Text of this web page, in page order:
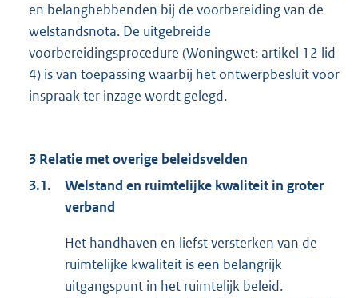
en belanghebbenden bij de voorbereiding van de
welstandsnota. De uitgebreide
voorbereidingsprocedure (Woningwet: artikel 12 lid
4) is van toepassing waarbij het ontwerpbesluit voor
inspraak ter inzage wordt gelegd.
3 Relatie met overige beleidsvelden
3.1.
Welstand en ruimtelijke kwaliteit in groter
verband
Het handhaven en liefst versterken van de
ruimtelijke kwaliteit is een belangrijk
uitgangspunt in het ruimtelijk beleid.